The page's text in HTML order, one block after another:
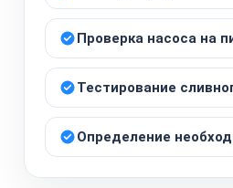
Проверка насоса на
Тестирование
Определение